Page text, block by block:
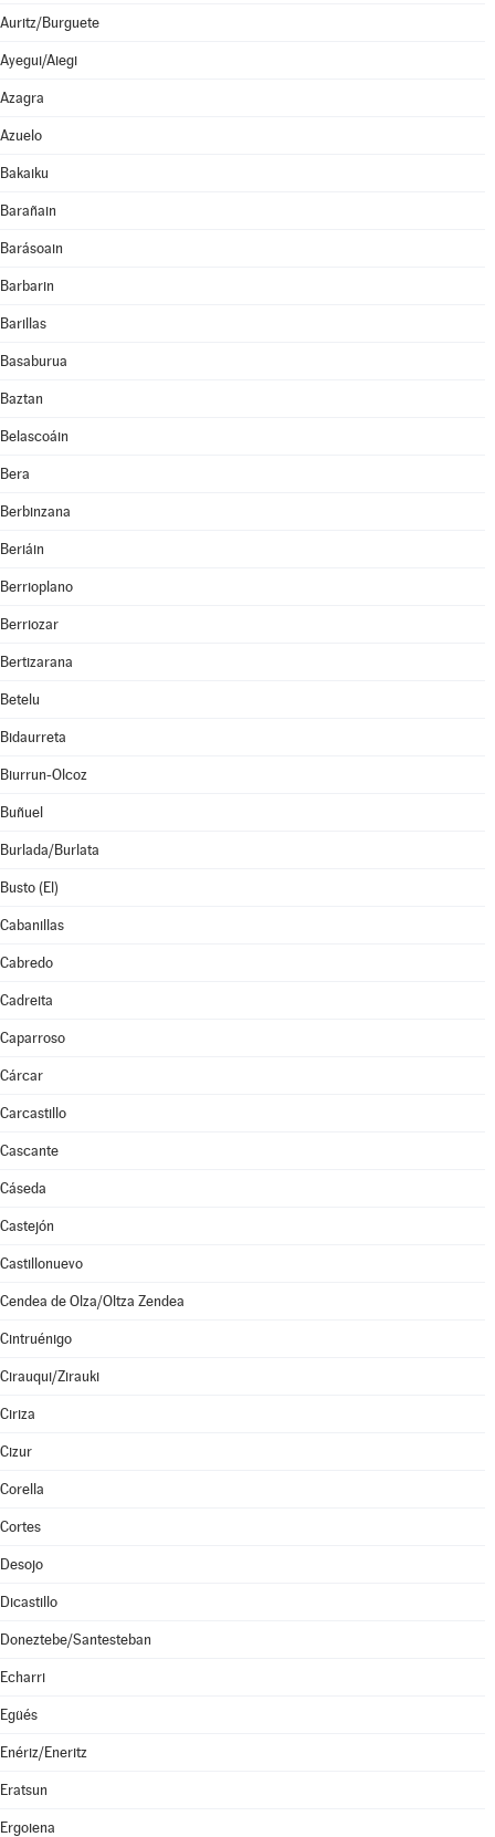
Auritz/Burguete
Ayegui/Aiegi
Azagra
Azuelo
Bakaiku
Barañain
Barásoain
Barbarin
Barillas
Basaburua
Baztan
Belascoáin
Bera
Berbinzana
Beriáin
Berrioplano
Berriozar
Bertizarana
Betelu
Bidaurreta
Biurrun-Olcoz
Buñuel
Burlada/Burlata
Busto (El)
Cabanillas
Cabredo
Cadreita
Caparroso
Cárcar
Carcastillo
Cascante
Cáseda
Castejón
Castillonuevo
Cendea de Olza/Oltza Zendea
Cintruénigo
Cirauqui/Zirauki
Ciriza
Cizur
Corella
Cortes
Desojo
Dicastillo
Doneztebe/Santesteban
Echarri
Egüés
Enériz/Eneritz
Eratsun
Ergoiena